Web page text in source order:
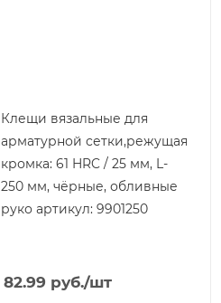
Клещи вязальные для
арматурной сетки,режущая
кромка: 61 HRC / 25 мм, L-
250 мм, чёрные, обливные
руко артикул: 9901250
82.99 руб./шт